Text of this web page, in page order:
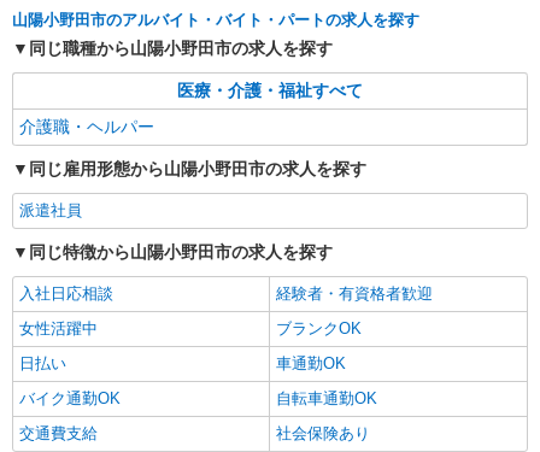
山陽小野田市のアルバイト・バイト・パートの求人を探す
同じ職種から山陽小野田市の求人を探す
医療・介護・福祉すべて
介護職・ヘルパー
同じ雇用形態から山陽小野田市の求人を探す
派遣社員
同じ特徴から山陽小野田市の求人を探す
入社日応相談
経験者・有資格者歓迎
女性活躍中
ブランクOK
日払い
車通勤OK
バイク通勤OK
自転車通勤OK
交通費支給
社会保険あり